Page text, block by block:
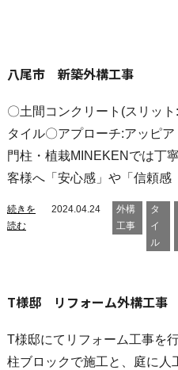
八尾市 新築外構工事
〇土間コンクリート(スリッ
タイル〇アプローチ:アッピ
門柱・植栽MINEKENでは丁
客様へ「安心感」や「信頼感
続きを
読む
2024.04.24
外構
工事
タ
イ
ル
T様邸 リフォーム外構工事
T様邸にてリフォーム工事を
柱ブロックで施工と、庭に人